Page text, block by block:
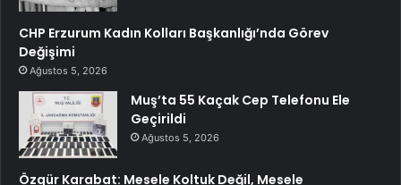
CHP Erzurum Kadın Kolları Başkanlığı’nda Görev
Değişimi
Ağustos 5, 2026
Muş’ta 55 Kaçak Cep Telefonu Ele
Geçirildi
Ağustos 5, 2026
Özgür Karabat: Mesele Koltuk Değil, Mesele